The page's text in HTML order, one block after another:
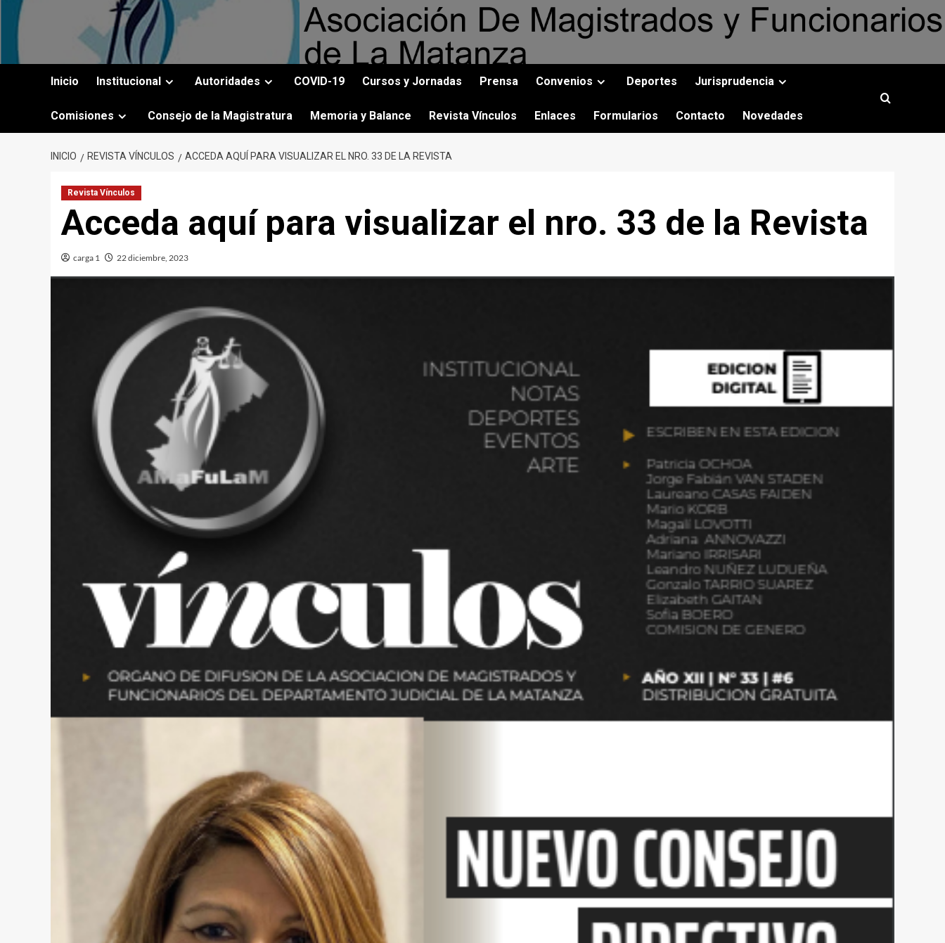
Saltar
Inicio Institucional Autoridades COVID-19 Cursos y Jornadas Prensa Convenios Deportes Jurisprudencia
Comisiones Consejo de la Magistratura Memoria y Balance Revista Vínculos Enlaces Formularios Contacto Novedades
INICIO REVISTA VÍNCULOS ACCEDA AQUÍ PARA VISUALIZAR EL NRO. 33 DE LA REVISTA
Revista Vínculos
Acceda aquí para visualizar el nro. 33 de la Revista
carga 1 22 diciembre, 2023